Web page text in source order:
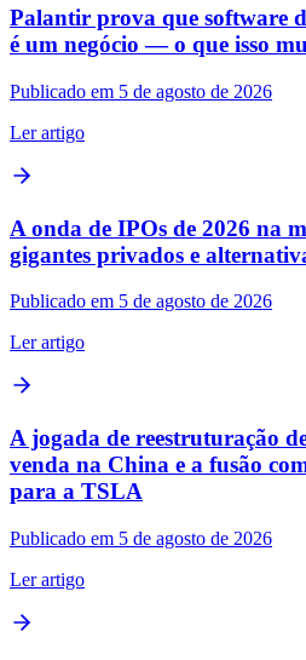
Palantir prova que software
é um negócio — o que isso
Publicado em 5 de agosto de 2026
Ler artigo
A onda de IPOs de 2026 na
gigantes privados e
Publicado em 5 de agosto de 2026
Ler artigo
A jogada de reestruturação
venda na China e a fusão
para a TSLA
Publicado em 5 de agosto de 2026
Ler artigo